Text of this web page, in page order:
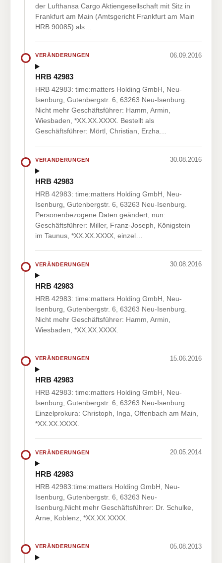
der Lufthansa Cargo Aktiengesellschaft mit Sitz in
Frankfurt am Main (Amtsgericht Frankfurt am Main
HRB 90085) als…
VERÄNDERUNGEN 06.09.2016
HRB 42983
HRB 42983: time:matters Holding GmbH, Neu-
Isenburg, Gutenbergstr. 6, 63263 Neu-Isenburg.
Nicht mehr Geschäftsführer: Hamm, Armin,
Wiesbaden, *XX.XX.XXXX. Bestellt als
Geschäftsführer: Mörtl, Christian, Erzha…
VERÄNDERUNGEN 30.08.2016
HRB 42983
HRB 42983: time:matters Holding GmbH, Neu-
Isenburg, Gutenbergstr. 6, 63263 Neu-Isenburg.
Personenbezogene Daten geändert, nun:
Geschäftsführer: Miller, Franz-Joseph, Königstein
im Taunus, *XX.XX.XXXX, einzel…
VERÄNDERUNGEN 30.08.2016
HRB 42983
HRB 42983: time:matters Holding GmbH, Neu-
Isenburg, Gutenbergstr. 6, 63263 Neu-Isenburg.
Nicht mehr Geschäftsführer: Hamm, Armin,
Wiesbaden, *XX.XX.XXXX.
VERÄNDERUNGEN 15.06.2016
HRB 42983
HRB 42983: time:matters Holding GmbH, Neu-
Isenburg, Gutenbergstr. 6, 63263 Neu-Isenburg.
Einzelprokura: Christoph, Inga, Offenbach am Main,
*XX.XX.XXXX.
VERÄNDERUNGEN 20.05.2014
HRB 42983
HRB 42983:time:matters Holding GmbH, Neu-
Isenburg, Gutenbergstr. 6, 63263 Neu-
Isenburg.Nicht mehr Geschäftsführer: Dr. Schulke,
Arne, Koblenz, *XX.XX.XXXX.
VERÄNDERUNGEN 05.08.2013